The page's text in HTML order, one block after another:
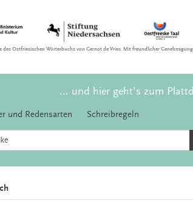
des Ostfriesischen Wörterbuchs von Gernot de Vries. Mit freundlicher
... und hier geht's zum
und Redensarten Schreibregeln